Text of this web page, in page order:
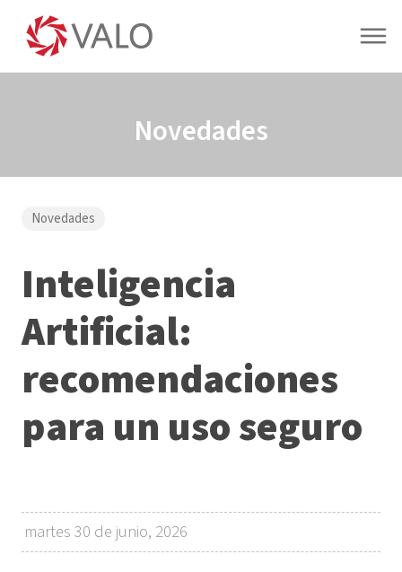
Novedades
Novedades
Inteligencia
Artificial:
recomendaciones
para un uso seguro
martes 30 de junio, 2026